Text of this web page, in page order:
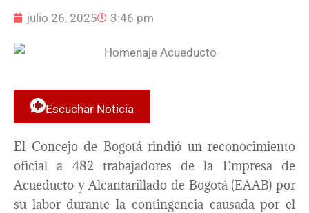
julio 26, 2025 3:46 pm
Escuchar Noticia
El Concejo de Bogotá rindió un reconocimiento
oficial a 482 trabajadores de la Empresa de
Acueducto y Alcantarillado de Bogotá (EAAB) por
su labor durante la contingencia causada por el